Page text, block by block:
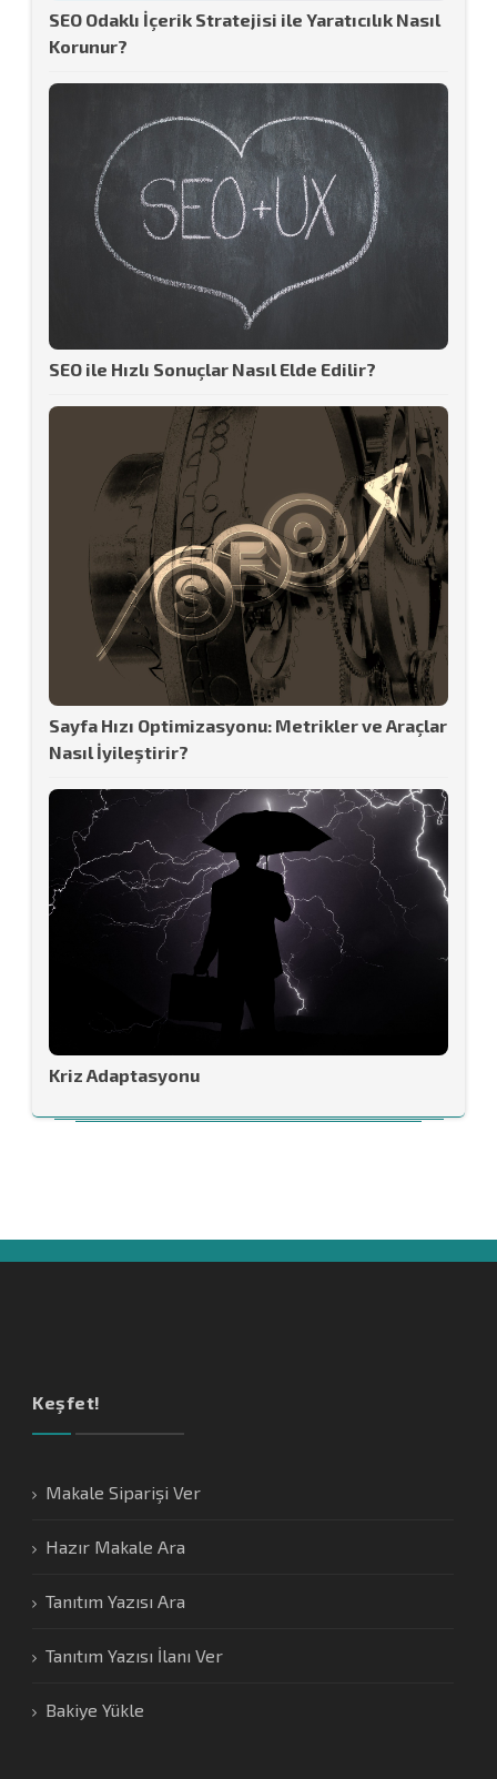
SEO Odaklı İçerik Stratejisi ile Yaratıcılık Nasıl
Korunur?
SEO ile Hızlı Sonuçlar Nasıl Elde Edilir?
Sayfa Hızı Optimizasyonu: Metrikler ve Araçlar
Nasıl İyileştirir?
Kriz Adaptasyonu
Keşfet!
Makale Siparişi Ver
Hazır Makale Ara
Tanıtım Yazısı Ara
Tanıtım Yazısı İlanı Ver
Bakiye Yükle